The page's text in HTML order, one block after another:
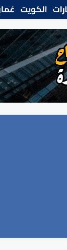
الكويت